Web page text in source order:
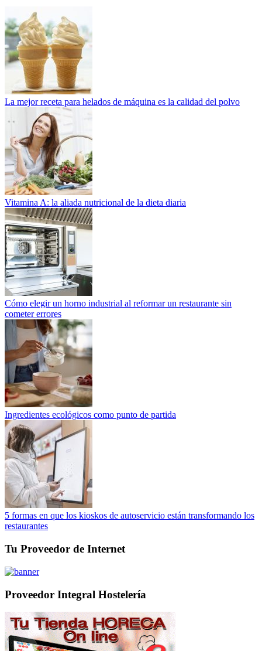
La mejor receta para helados de máquina es la calidad del polvo
Vitamina A: la aliada nutricional de la dieta diaria
Cómo elegir un horno industrial al reformar un restaurante sin
cometer errores
Ingredientes ecológicos como punto de partida
5 formas en que los kioskos de autoservicio están transformando los
restaurantes
Tu Proveedor de Internet
Proveedor Integral Hostelería